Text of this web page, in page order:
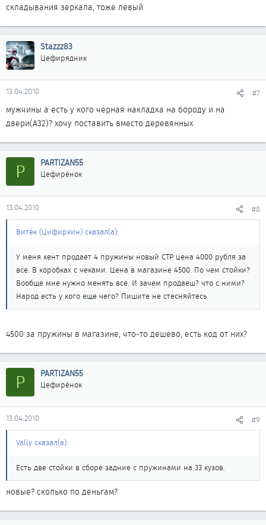
складывания зеркала, тоже левый
Stazzz83
Цефирядник
13.04.2010 #7
мужчины а есть у кого черная накладка на бороду и на
двери(А32)? хочу поставить вместо деревянных
P PARTIZAN55
Цефирёнок
13.04.2010 #8
Витёк (Цифиркин) сказал(а):
У меня кент продает 4 пружины новый СТР цена 4000 рубля за
все. В коробках с чеками. Цена в магазине 4500. По чем стойки?
Вообще мне нужно менять все. И зачем продаеш? что с ними?
Народ есть у кого еще чего? Пишите не стесняйтесь
4500 за пружины в магазине, что-то дешево, есть код от них?
P PARTIZAN55
Цефирёнок
13.04.2010 #9
Vally сказал(а):
Есть две стойки в сборе задние с пружинами на 33 кузов.
новые? сколько по деньгам?